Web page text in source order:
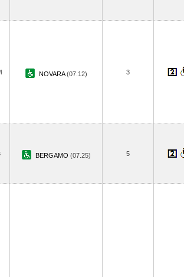
NOVARA(07.12) 3
BERGAMO (07.25) 5